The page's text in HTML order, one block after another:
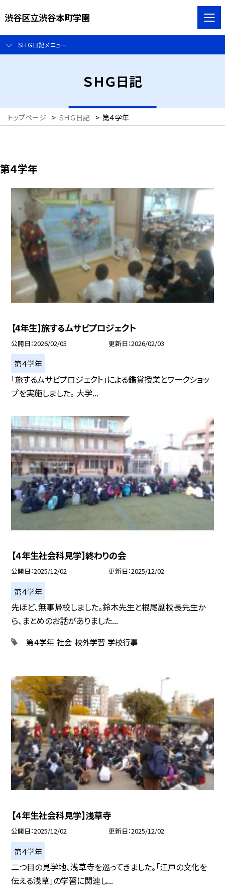
渋谷区立渋谷本町学園
ＳＨＧ日記メニュー
ＳＨＧ日記
トップページ > ＳＨＧ日記 > 第４学年
第４学年
【4年生】旅するムサビプロジェクト
公開日 2026/02/05 更新日 2026/02/03
第４学年
「旅するムサビプロジェクト」による鑑賞授業とワークショッ
プを実施しました。 大学...
【４年生社会科見学】終わりの会
公開日 2025/12/02 更新日 2025/12/02
第４学年
先ほど、無事帰校しました。鈴木先生と根尾副校長先生か
ら、まとめのお話がありました...
第４学年 社会 校外学習 学校行事
【４年生社会科見学】浅草寺
公開日 2025/12/02 更新日 2025/12/02
第４学年
二つ目の見学地、浅草寺を巡ってきました。「江戸の文化を
伝える浅草」の学習に関連し...